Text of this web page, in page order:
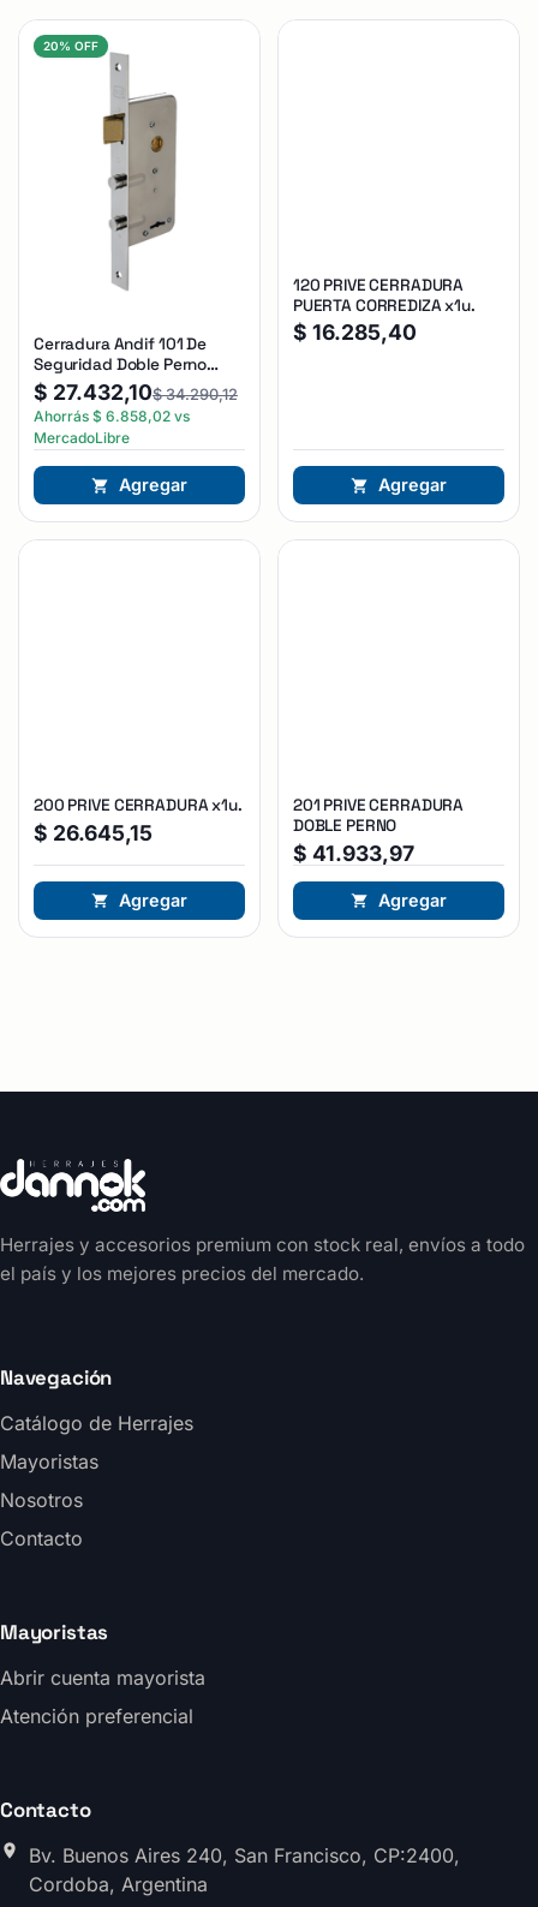
20% OFF
Cerradura Andif 101 De
Seguridad Doble Perno
Reforzada Plateado
$ 27.432,10$34.290,12
Ahorrás $ 6.858,02 vs
MercadoLibre
Agregar
120 PRIVE CERRADURA
PUERTA CORREDIZA x1u.
$ 16.285,40
Agregar
200 PRIVE CERRADURA x1u.
$ 26.645,15
Agregar
201 PRIVE CERRADURA
DOBLE PERNO
$ 41.933,97
Agregar
Herrajes y accesorios premium con stock real, envíos a todo
el país y los mejores precios del mercado.
Navegación
Catálogo de Herrajes
Mayoristas
Nosotros
Contacto
Mayoristas
Abrir cuenta mayorista
Atención preferencial
Contacto
Bv. Buenos Aires 240, San Francisco, CP:2400,
Cordoba, Argentina